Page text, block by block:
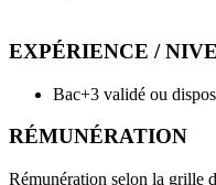
EXPÉRIENCE /
Bac+3 validé ou
RÉMUNÉRATION
Rémunération selon la grille